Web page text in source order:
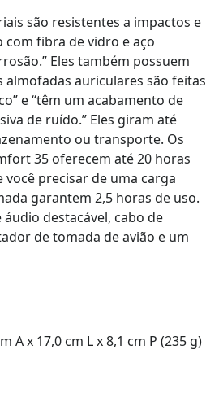
são resistentes a impactos e
fibra de vidro e aço
Eles também possuem
almofadas auriculares são feitas
e “têm um acabamento de
de ruído.” Eles giram até
ou transporte. Os
35 oferecem até 20 horas
você precisar de uma carga
garantem 2,5 horas de uso.
destacável, cabo de
de tomada de avião e um
A x 17,0 cm L x 8,1 cm P (235 g)